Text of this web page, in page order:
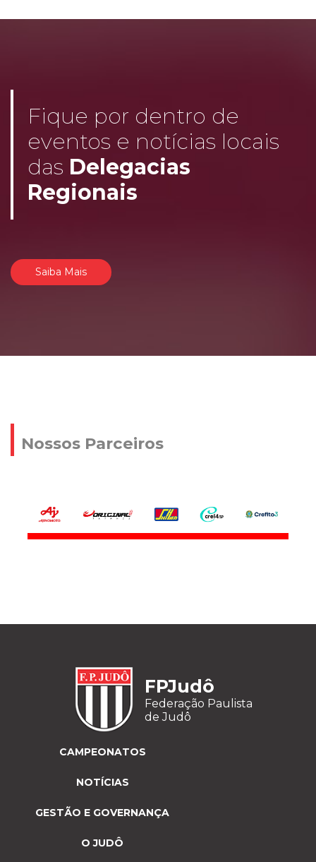
Fique por dentro de
eventos e notícias locais
das Delegacias
Regionais
Saiba Mais
Nossos Parceiros
FPJudô
Federação Paulista
de Judô
CAMPEONATOS
NOTÍCIAS
GESTÃO E GOVERNANÇA
O JUDÔ